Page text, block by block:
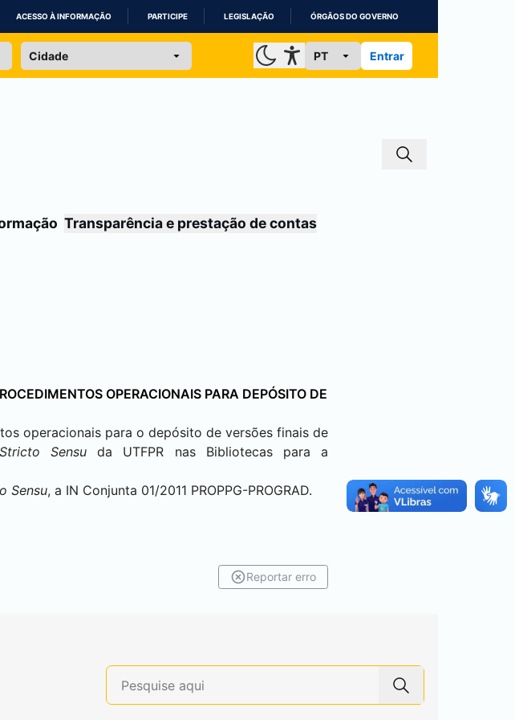
ACESSO À INFORMAÇÃO PARTICIPE LEGISLAÇÃO ÓRGÃOS DO GOVERNO
Entrar
Transparência e prestação de contas
OPERACIONAIS PARA DEPÓSITO DE
operacionais para o depósito de versões finais de
Stricto Sensuda UTFPR nas Bibliotecas para a
Sensu, a IN Conjunta 01/2011 PROPPG-PROGRAD.
Reportar erro